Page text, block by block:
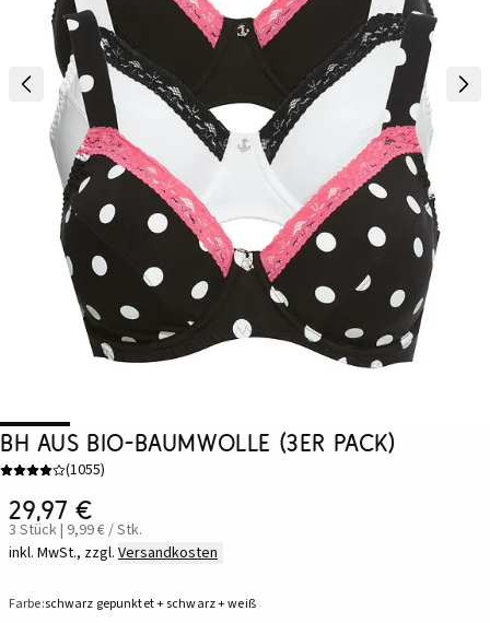
BH aus Bio-Baumwolle (3er Pack)
(1055)
29,97 €
3 Stück | 9,99 € / Stk.
inkl. MwSt., zzgl. Versandkosten
Farbe:schwarz gepunktet + schwarz + weiß